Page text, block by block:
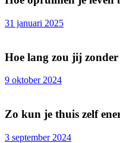
31 januari 2025
Hoe lang zou jij
9 oktober 2024
Zo kun je thuis zelf
3 september 2024